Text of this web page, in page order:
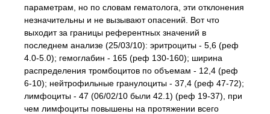
параметрам, но по словам гематолога, эти отклонения
незначительны и не вызывают опасений. Вот что
выходит за границы референтных значений в
последнем анализе (25/03/10): эритроциты - 5,6 (реф
4.0-5.0); гемоглабин - 165 (реф 130-160); ширина
распределения тромбоцитов по объемам - 12,4 (реф
6-10); нейтрофильные гранулоциты - 37,4 (реф 47-72);
лимфоциты - 47 (06/02/10 были 42.1) (реф 19-37), при
чем лимфоциты повышены на протяжении всего